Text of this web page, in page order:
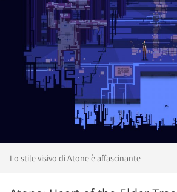
Lo stile visivo di Atone è affascinante